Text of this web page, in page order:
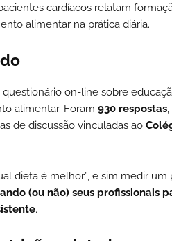
cardíacos relatam
alimentar na prática diária.
on-line sobre
alimentar. Foram 930 respostas
de discussão vinculadas ao
dieta é melhor”, e sim medir um
(ou não) seus profissionais
.